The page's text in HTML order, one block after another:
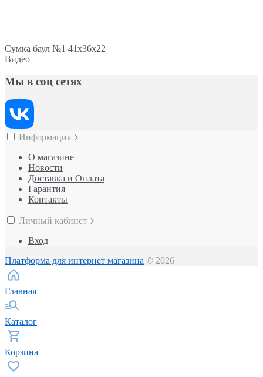
Сумка баул №1 41х36х22
Видео
Мы в соц сетях
Информация
О магазине
Новости
Доставка и Оплата
Гарантия
Контакты
Личный кабинет
Вход
Платформа для интернет магазина © 2026
Главная
Каталог
Корзина